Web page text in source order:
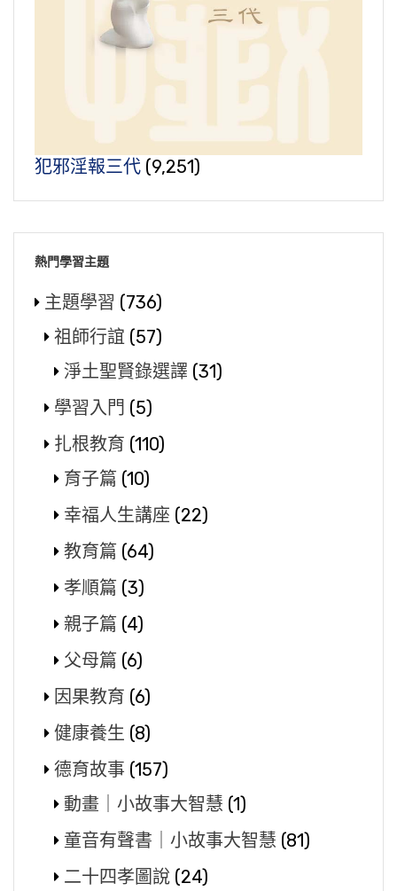
犯邪淫報三代 (9,251)
熱門學習主題
主題學習 (736)
祖師行誼 (57)
淨土聖賢錄選譯 (31)
學習入門 (5)
扎根教育 (110)
育子篇 (10)
幸福人生講座 (22)
教育篇 (64)
孝順篇 (3)
親子篇 (4)
父母篇 (6)
因果教育 (6)
健康養生 (8)
德育故事 (157)
動畫｜小故事大智慧 (1)
童音有聲書｜小故事大智慧 (81)
二十四孝圖說 (24)